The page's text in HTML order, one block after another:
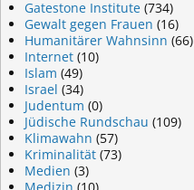
Gatestone Institute (734)
Gewalt gegen Frauen (16)
Humanitärer Wahnsinn (66)
Internet (10)
Islam (49)
Israel (34)
Judentum (0)
Jüdische Rundschau (109)
Klimawahn (57)
Kriminalität (73)
Medien (3)